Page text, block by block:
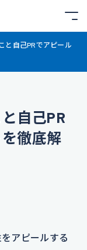
と自己PRでアピール
自己PR
徹底解
アピールする